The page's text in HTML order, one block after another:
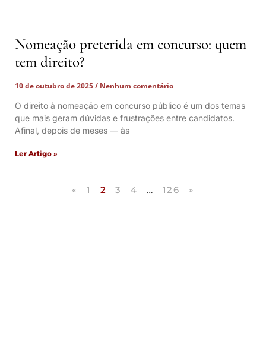
Nomeação preterida em concurso: quem
tem direito?
10 de outubro de 2025
Nenhum comentário
O direito à nomeação em concurso público é um dos temas
que mais geram dúvidas e frustrações entre candidatos.
Afinal, depois de meses — às
Ler Artigo »
« 1 2 3 4 … 126 »